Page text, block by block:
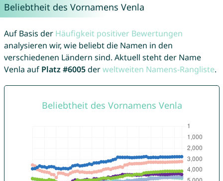
Beliebtheit des Vornamens Venla
Auf Basis der Häufigkeit positiver Bewertungen
analysieren wir, wie beliebt die Namen in den
verschiedenen Ländern sind. Aktuell steht der Name
Venla auf Platz #6005derweltweiten Namens-Rangliste.